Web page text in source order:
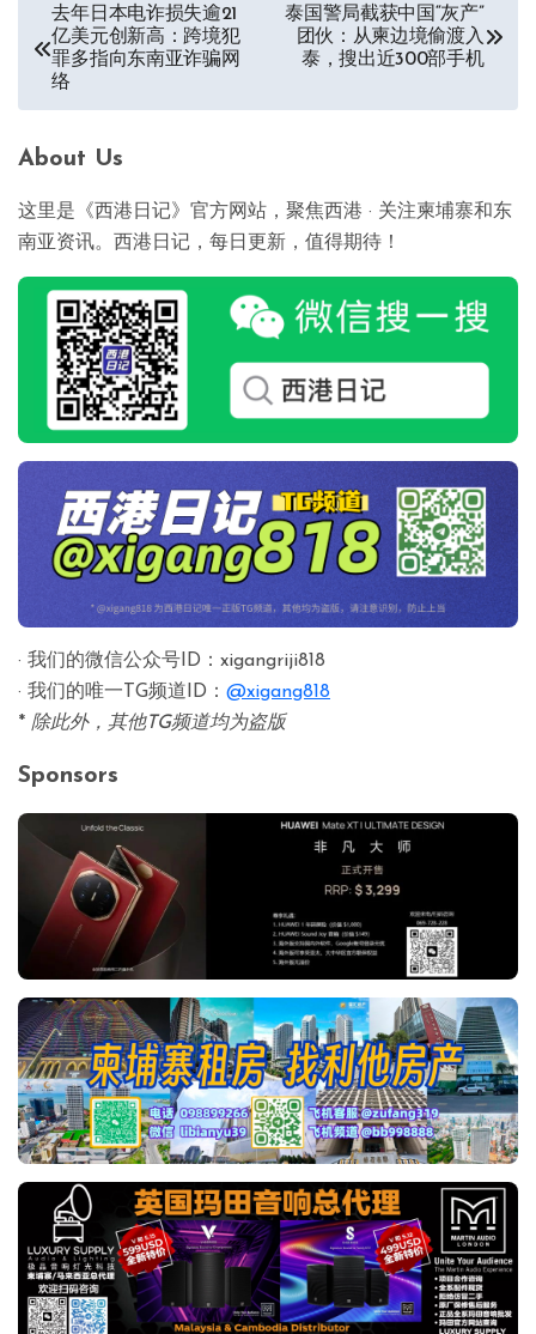
章
去年日本电诈损失逾21
亿美元创新高：跨境犯
罪多指向东南亚诈骗网
络
泰国警局截获中国“灰产”
团伙：从柬边境偷渡入
泰，搜出近300部手机
About Us
这里是《西港日记》官方网站，聚焦西港 · 关注柬埔寨和东
南亚资讯。西港日记，每日更新，值得期待！
· 我们的微信公众号ID：xigangriji818
· 我们的唯一TG频道ID： @xigang818
* 除此外，其他TG频道均为盗版
Sponsors